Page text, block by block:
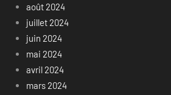
août 2024
juillet 2024
juin 2024
mai 2024
avril 2024
mars 2024